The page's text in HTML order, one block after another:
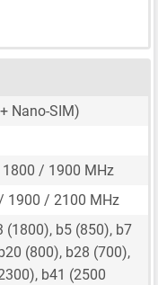
Nano-SIM)
/ 1900 MHz
1900 / 2100 MHz
(1800), b5 (850), b7
(800), b28 (700),
b41 (2500